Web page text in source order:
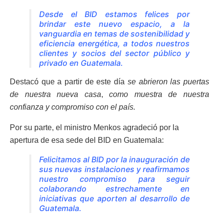
Desde el BID estamos felices por
brindar este nuevo espacio, a la
vanguardia en temas de sostenibilidad y
eficiencia energética, a todos nuestros
clientes y socios del sector público y
privado en Guatemala.
Destacó que a partir de este día se abrieron las puertas
de nuestra nueva casa,como muestra de nuestra
confianza y compromiso con el país.
Por su parte, el ministro Menkos agradeció por la
apertura de esa sede del BID en Guatemala:
Felicitamos al BID por la inauguración de
sus nuevas instalaciones y reafirmamos
nuestro compromiso para seguir
colaborando estrechamente en
iniciativas que aporten al desarrollo de
Guatemala.